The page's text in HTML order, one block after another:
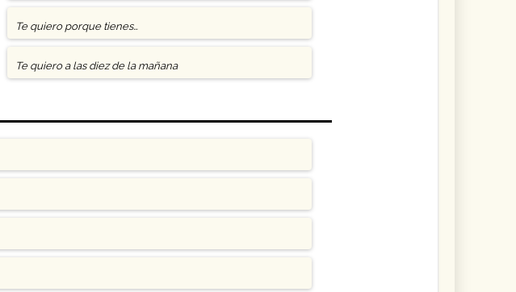
Te quiero porque tienes…
Te quiero a las diez de la mañana